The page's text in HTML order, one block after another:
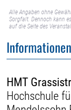
Alle Angaben ohne
Sorgfalt. Dennoch kann
auf die Seite des
HMT
Hochschule